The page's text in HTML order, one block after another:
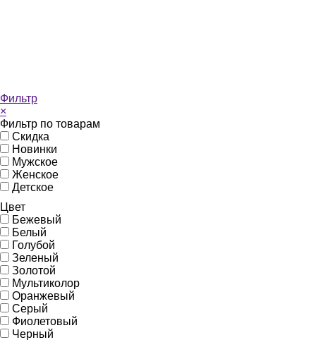
Фильтр
×
Фильтр по товарам
Скидка
Новинки
Мужское
Женское
Детское
Цвет
Бежевый
Белый
Голубой
Зеленый
Золотой
Мультиколор
Оранжевый
Серый
Фиолетовый
Черный